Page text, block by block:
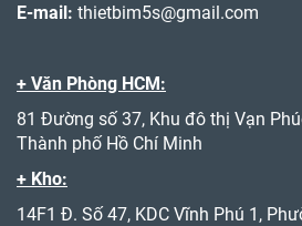
E-mail: thietbim5s@gmail.com
+ Văn Phòng HCM:
81 Đường số 37, Khu đô thị Vạn
Thành phố Hồ Chí Minh
+ Kho:
14F1 Đ. Số 47, KDC Vĩnh Phú 1,